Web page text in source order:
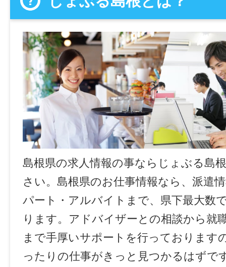
島根県の求人情報の事ならじょぶる島
さい。島根県のお仕事情報なら、派遣
パート・アルバイトまで、県下最大数
ります。アドバイザーとの相談から就
まで手厚いサポートを行っております
ったりの仕事がきっと見つかるはずで